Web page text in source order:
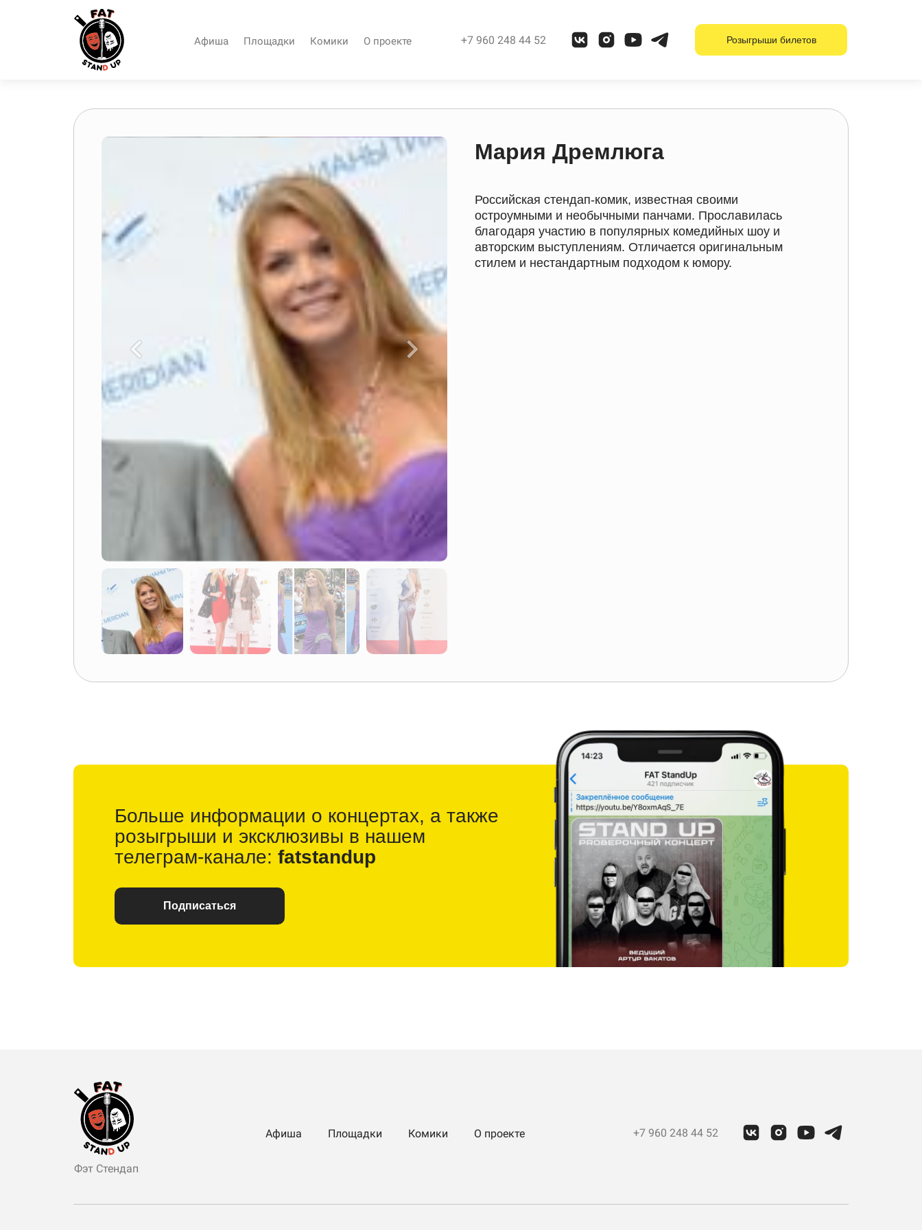
Афиша Площадки Комики О проекте +7 960 248 44 52 Розыгрыши билетов
Мария Дремлюга
Российская стендап-комик, известная своими
остроумными и необычными панчами. Прославилась
благодаря участию в популярных комедийных шоу и
авторским выступлениям. Отличается оригинальным
стилем и нестандартным подходом к юмору.
Больше информации о концертах, а также
розыгрыши и эксклюзивы в нашем
телеграм-канале: fatstandup
Подписаться
Фэт Стендап
Афиша Площадки Комики О проекте +7 960 248 44 52